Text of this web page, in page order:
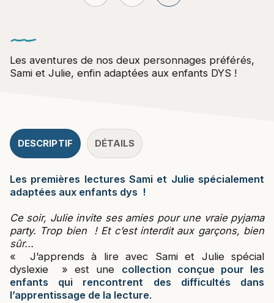
Les aventures de nos deux personnages préférés,
Sami et Julie, enfin adaptées aux enfants DYS !
DESCRIPTIF DÉTAILS
Les premières lectures Sami et Julie spécialement
adaptées aux enfants dys !
Ce soir, Julie invite ses amies pour une vraie pyjama
party. Trop bien ! Et c’est interdit aux garçons, bien
sûr...
« J’apprends à lire avec Sami et Julie spécial
dyslexie » est une collection conçue pour les
enfants qui rencontrent des difficultés dans
l’apprentissage de la lecture.